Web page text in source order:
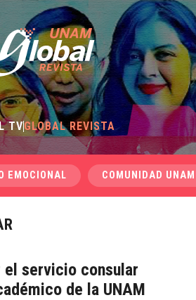
TVGLOBAL REVISTA
EMOCIONAL COMUNIDAD UNAM
el servicio consular
de la UNAM